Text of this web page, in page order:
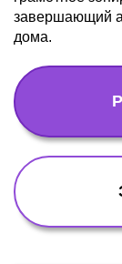
завершающий
дома.